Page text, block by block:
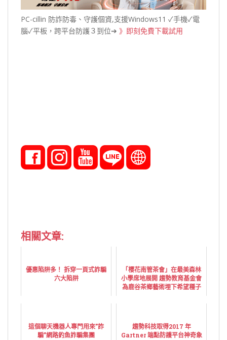
PC-cillin 防詐防毒、守護個資,支援Windows11 ✓手機✓電
腦✓平板，跨平台防護３到位➔ 》即刻免費下載試用
相關文章:
優惠陷阱多！ 拆穿一頁式詐騙
六大陷阱
「櫻花南管茶會」在最美森林
小學席地展開 趨勢教育基金會
為鹿谷茶鄉藝術埋下希望種子
這個聊天機器人專門用來”詐
騙”網路釣魚詐騙集團
趨勢科技取得2017 年
Gartner 端點防護平台神奇象